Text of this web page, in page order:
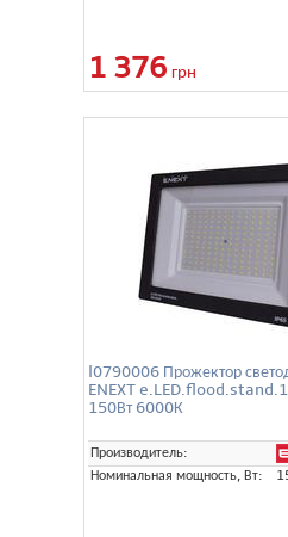
1 376 грн
l0790006 Прожектор
ENEXT
150Вт 6000К
Производитель:
Номинальная мощность, Вт: